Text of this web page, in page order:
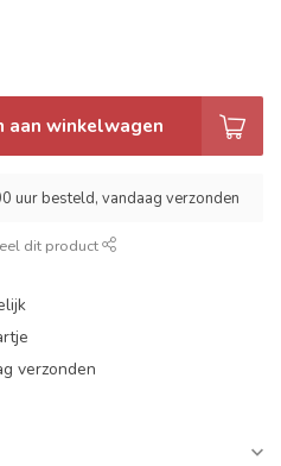
aan winkelwagen
uur besteld, vandaag verzonden
dit product
verzonden